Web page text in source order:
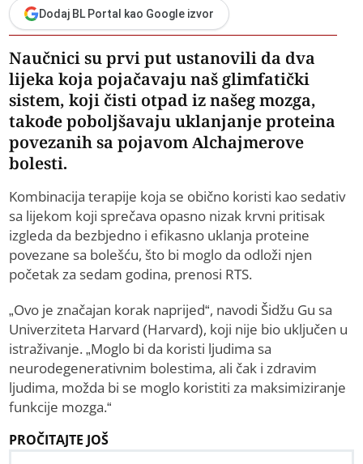
Dodaj BL Portal kao Google izvor
Naučnici su prvi put ustanovili da dva
lijeka koja pojačavaju naš glimfatički
sistem, koji čisti otpad iz našeg mozga,
takođe poboljšavaju uklanjanje proteina
povezanih sa pojavom Alchajmerove
bolesti.
Kombinacija terapije koja se obično koristi kao sedativ
sa lijekom koji sprečava opasno nizak krvni pritisak
izgleda da bezbjedno i efikasno uklanja proteine
povezane sa bolešću, što bi moglo da odloži njen
početak za sedam godina, prenosi RTS.
„Ovo je značajan korak naprijed“, navodi Šidžu Gu sa
Univerziteta Harvard (Harvard), koji nije bio uključen u
istraživanje. „Moglo bi da koristi ljudima sa
neurodegenerativnim bolestima, ali čak i zdravim
ljudima, možda bi se moglo koristiti za maksimiziranje
funkcije mozga.“
PROČITAJTE JOŠ